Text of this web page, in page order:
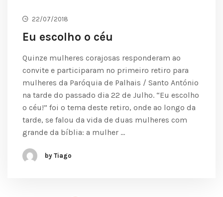
22/07/2018
Eu escolho o céu
Quinze mulheres corajosas responderam ao
convite e participaram no primeiro retiro para
mulheres da Paróquia de Palhais / Santo António
na tarde do passado dia 22 de Julho. “Eu escolho
o céu!” foi o tema deste retiro, onde ao longo da
tarde, se falou da vida de duas mulheres com
grande da bíblia: a mulher …
by Tiago